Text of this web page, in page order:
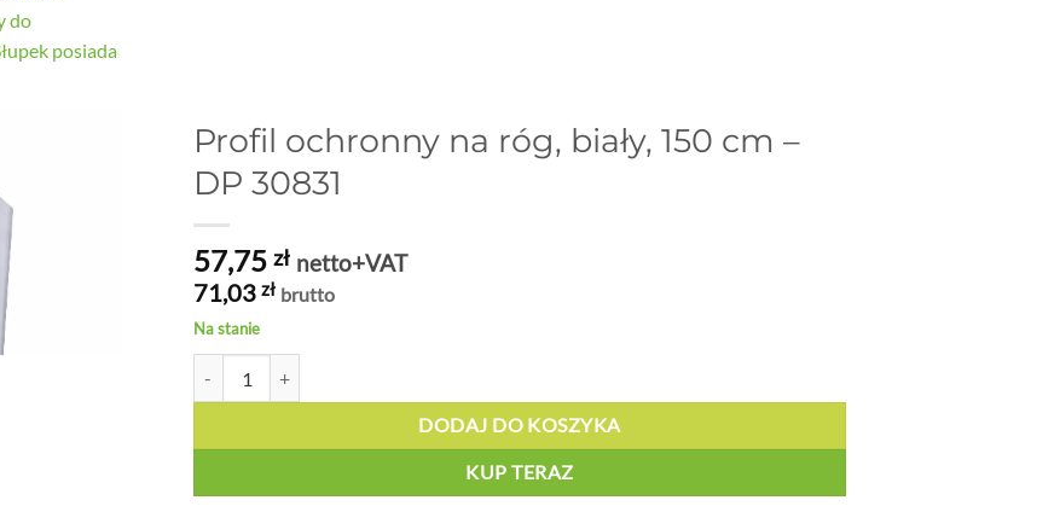
Profil ochronny na róg, biały, 150 cm –
DP 30831
57,75 zł netto+VAT
71,03 zł brutto
Na stanie
DODAJ DO KOSZYKA
KUP TERAZ